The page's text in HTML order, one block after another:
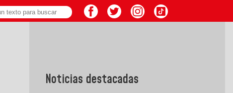
Noticias destacadas